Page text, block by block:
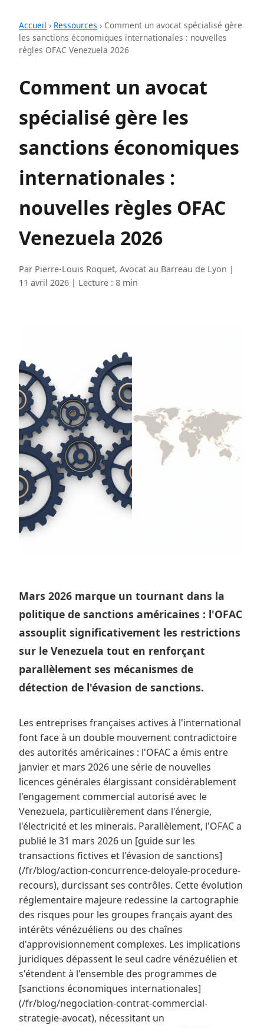
Accueil › Ressources › Comment un avocat spécialisé gère
les sanctions économiques internationales : nouvelles
règles OFAC Venezuela 2026
Comment un avocat
spécialisé gère les
sanctions économiques
internationales :
nouvelles règles OFAC
Venezuela 2026
Par Pierre-Louis Roquet, Avocat au Barreau de Lyon |
11 avril 2026 | Lecture : 8 min
Mars 2026 marque un tournant dans la
politique de sanctions américaines : l'OFAC
assouplit significativement les restrictions
sur le Venezuela tout en renforçant
parallèlement ses mécanismes de
détection de l'évasion de sanctions.
Les entreprises françaises actives à l'international
font face à un double mouvement contradictoire
des autorités américaines : l'OFAC a émis entre
janvier et mars 2026 une série de nouvelles
licences générales élargissant considérablement
l'engagement commercial autorisé avec le
Venezuela, particulièrement dans l'énergie,
l'électricité et les minerais. Parallèlement, l'OFAC a
publié le 31 mars 2026 un [guide sur les
transactions fictives et l'évasion de sanctions]
(/fr/blog/action-concurrence-deloyale-procedure-
recours), durcissant ses contrôles. Cette évolution
réglementaire majeure redessine la cartographie
des risques pour les groupes français ayant des
intérêts vénézuéliens ou des chaînes
d'approvisionnement complexes. Les implications
juridiques dépassent le seul cadre vénézuélien et
s'étendent à l'ensemble des programmes de
[sanctions économiques internationales]
(/fr/blog/negociation-contrat-commercial-
strategie-avocat), nécessitant un